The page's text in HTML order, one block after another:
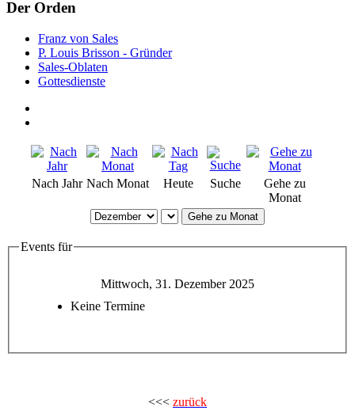
Der Orden
Franz von Sales
P. Louis Brisson - Gründer
Sales-Oblaten
Gottesdienste
Nach Jahr Nach Monat Heute Suche
Gehe zu
Monat
Gehe zu Monat
Events für
Mittwoch, 31. Dezember 2025
Keine Termine
<<< zurück